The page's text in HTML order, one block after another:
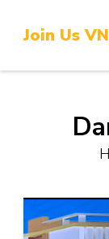
(Press
Join Us